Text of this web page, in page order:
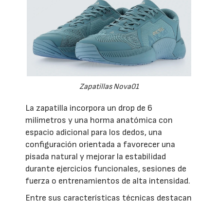
Zapatillas Nova01
La zapatilla incorpora un drop de 6
milímetros y una horma anatómica con
espacio adicional para los dedos, una
configuración orientada a favorecer una
pisada natural y mejorar la estabilidad
durante ejercicios funcionales, sesiones de
fuerza o entrenamientos de alta intensidad.
Entre sus características técnicas destacan